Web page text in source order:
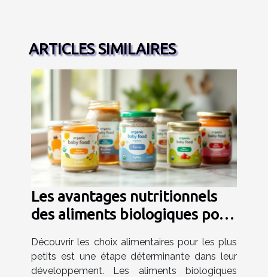
ARTICLES SIMILAIRES
Les avantages nutritionnels
des aliments biologiques pour
Découvrir les choix alimentaires pour les plus
petits est une étape déterminante dans leur
développement. Les aliments biologiques